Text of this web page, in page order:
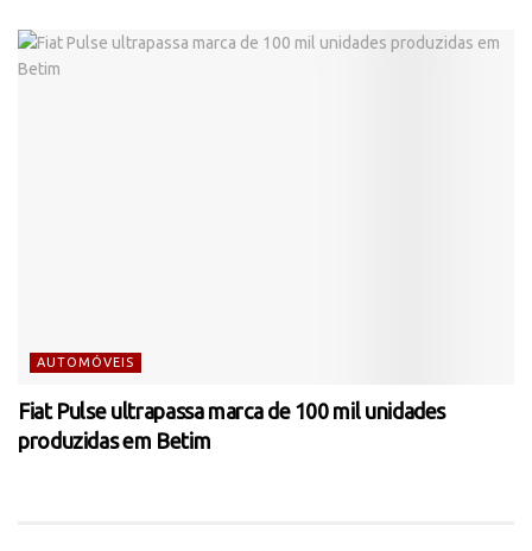
AUTOMÓVEIS
Fiat Pulse ultrapassa marca de 100 mil unidades
produzidas em Betim